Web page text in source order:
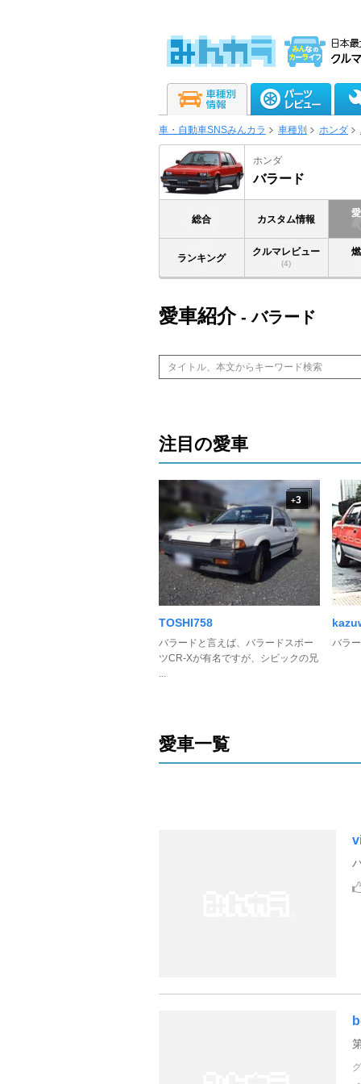
車・自動車SNSみんカラ 車種別 ホンダ
ホンダ
バラード
総合 カスタム情報
ランキング
クルマレビュー
(4)
愛車紹介- バラード
注目の愛車
+3
TOSHI758
バラードと言えば、バラードスポー
ツCR-Xが有名ですが、シビックの兄
...
バラ
愛車一覧